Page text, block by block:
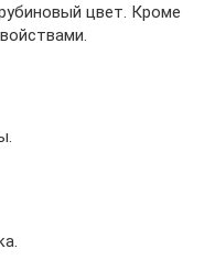
цвет. Кроме